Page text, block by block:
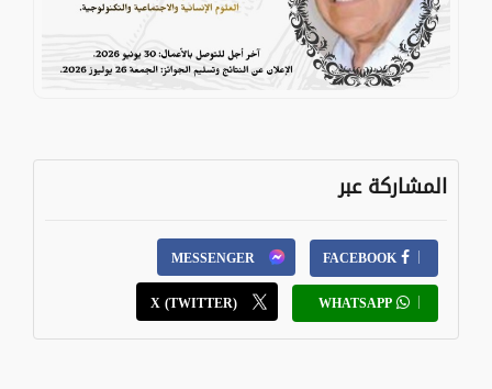
المشاركة عبر
FACEBOOK
MESSENGER
WHATSAPP
X (TWITTER)